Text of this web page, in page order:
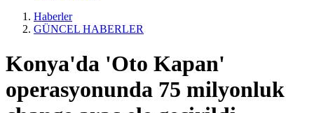
Haberler
GÜNCEL HABERLER
Konya'da 'Oto Kapan'
operasyonunda 75 milyonluk